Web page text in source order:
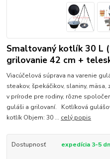
Smaltovaný kotlík 30 L
grilovanie 42 cm +
Viacúčelová súprava na varenie
steakov, špekáčikov, slaniny,
v prírode pre rodiny, rôzne
guláši a grilovaní. Kotlíková
kotlík Objem: 30 ... celý popis
Dostupnosť expedícia 3-5